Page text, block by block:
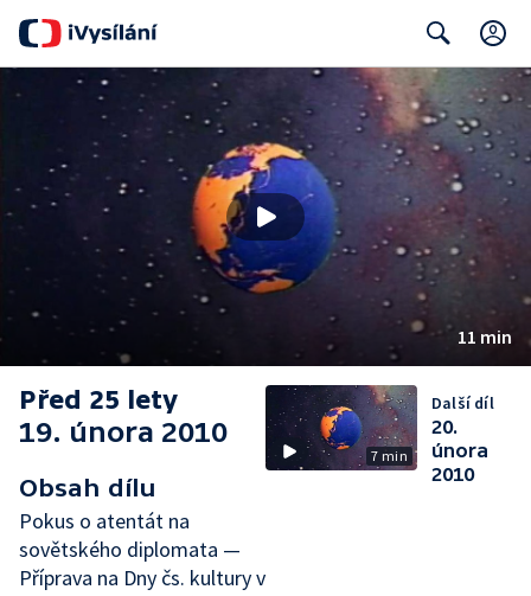
Search
11 min
Před 25 lety
19. února 2010
Obsah dílu
Pokus o atentát na
sovětského diplomata —
Příprava na Dny čs. kultury v
7 min
Další díl
20.
února
2010